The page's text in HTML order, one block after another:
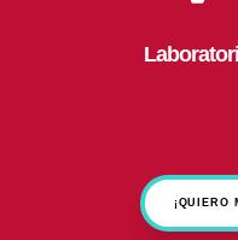
¡QUIERO